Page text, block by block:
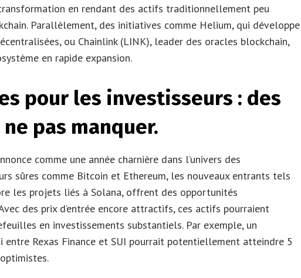
en rendant des actifs traditionnellement peu
Parallèlement, des initiatives comme Helium, qui développe
ou Chainlink (LINK), leader des oracles blockchain,
en rapide expansion.
pour les investisseurs : des
pas manquer.
comme une année charnière dans l’univers des
sûres comme Bitcoin et Ethereum, les nouveaux entrants tels
les projets liés à Solana, offrent des opportunités
des prix d’entrée encore attractifs, ces actifs pourraient
en investissements substantiels. Par exemple, un
Rexas Finance et SUI pourrait potentiellement atteindre 5